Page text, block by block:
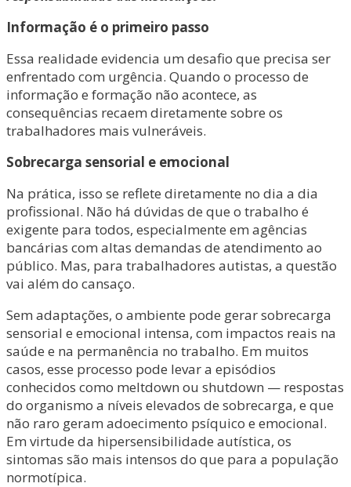
Informação é o primeiro passo
Essa realidade evidencia um desafio que precisa ser
enfrentado com urgência. Quando o processo de
informação e formação não acontece, as
consequências recaem diretamente sobre os
trabalhadores mais vulneráveis.
Sobrecarga sensorial e emocional
Na prática, isso se reflete diretamente no dia a dia
profissional. Não há dúvidas de que o trabalho é
exigente para todos, especialmente em agências
bancárias com altas demandas de atendimento ao
público. Mas, para trabalhadores autistas, a questão
vai além do cansaço.
Sem adaptações, o ambiente pode gerar sobrecarga
sensorial e emocional intensa, com impactos reais na
saúde e na permanência no trabalho. Em muitos
casos, esse processo pode levar a episódios
conhecidos como meltdown ou shutdown — respostas
do organismo a níveis elevados de sobrecarga, e que
não raro geram adoecimento psíquico e emocional.
Em virtude da hipersensibilidade autística, os
sintomas são mais intensos do que para a população
normotípica.